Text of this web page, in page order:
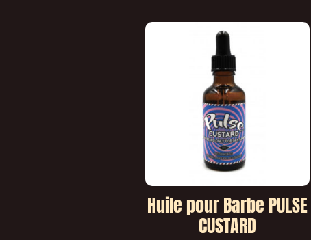
Huile pour Barbe PULSE
CUSTARD